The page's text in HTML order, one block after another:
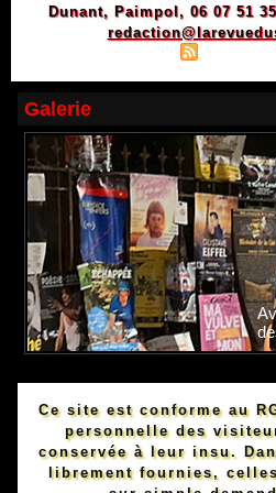
Dunant, Paimpol, 06 07 51
Galerie
Ce site est conforme au
personnelle des
conservée à leur insu.
librement fournies,